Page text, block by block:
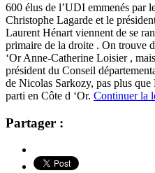
600 élus de l’UDI emmenés par
Christophe Lagarde et le
Laurent Hénart viennent de se
primaire de la droite . On trouve
‘Or Anne-Catherine Loisier ,
président du Conseil
de Nicolas Sarkozy, pas plus
parti en Côte d ‘Or. Continuer la
Partager :